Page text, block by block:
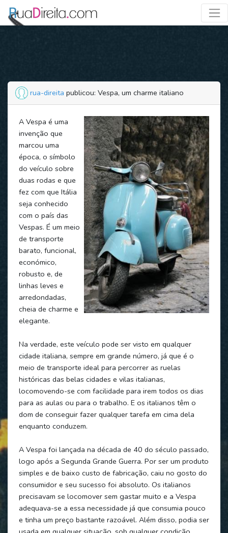
rua-direita publicou: Vespa, um charme italiano
A Vespa é uma
invenção que
marcou uma
época, o símbolo
do veículo sobre
duas rodas e que
fez com que Itália
seja conhecido
com o país das
Vespas. É um meio
de transporte
barato, funcional,
económico,
robusto e, de
linhas leves e
arredondadas,
cheia de charme e
elegante.
Na verdade, este veículo pode ser visto em qualquer
cidade italiana, sempre em grande número, já que é o
meio de transporte ideal para percorrer as ruelas
históricas das belas cidades e vilas italianas,
locomovendo-se com facilidade para irem todos os dias
para as aulas ou para o trabalho. E os italianos têm o
dom de conseguir fazer qualquer tarefa em cima dela
enquanto conduzem.
A Vespa foi lançada na década de 40 do século passado,
logo após a Segunda Grande Guerra. Por ser um produto
simples e de baixo custo de fabricação, caiu no gosto do
consumidor e seu sucesso foi absoluto. Os italianos
precisavam se locomover sem gastar muito e a Vespa
adequava-se a essa necessidade já que consumia pouco
e tinha um preço bastante razoável. Além disso, podia ser